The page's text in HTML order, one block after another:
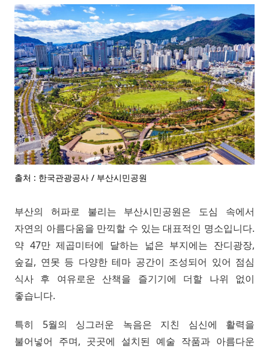
출처 : 한국관광공사 / 부산시민공원
부산의 허파로 불리는 부산시민공원은 도심 속에서
자연의 아름다움을 만끽할 수 있는 대표적인 명소입니다.
약 47만 제곱미터에 달하는 넓은 부지에는 잔디광장,
숲길, 연못 등 다양한 테마 공간이 조성되어 있어 점심
식사 후 여유로운 산책을 즐기기에 더할 나위 없이
좋습니다.
특히 5월의 싱그러운 녹음은 지친 심신에 활력을
불어넣어 주며, 곳곳에 설치된 예술 작품과 아름다운